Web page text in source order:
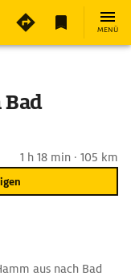
MENÜ
1 h 18 min · 105 km
aus nach Bad